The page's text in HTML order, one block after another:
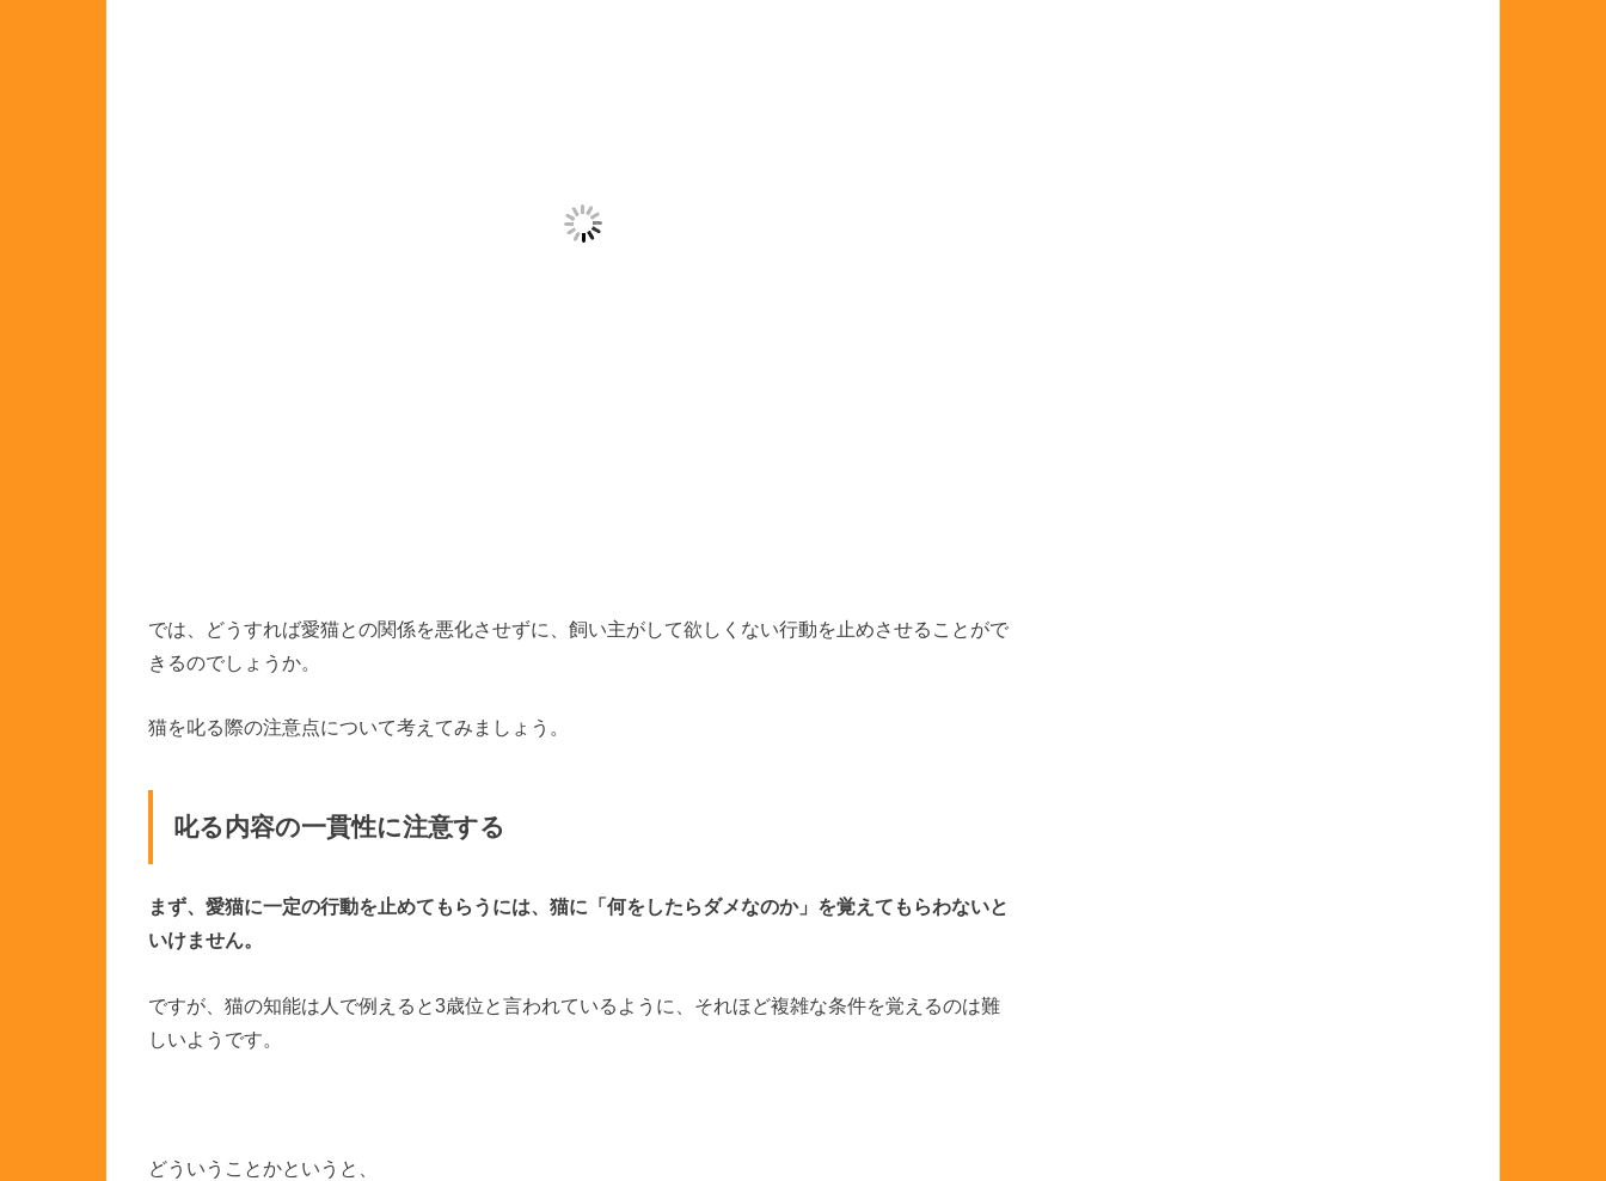
では、どうすれば愛猫との関係を悪化させずに、飼い主がして欲しくない行動を止めさせることがで
きるのでしょうか。
猫を叱る際の注意点について考えてみましょう。
叱る内容の一貫性に注意する
まず、愛猫に一定の行動を止めてもらうには、猫に「何をしたらダメなのか」を覚えてもらわないと
いけません。
ですが、猫の知能は人で例えると3歳位と言われているように、それほど複雑な条件を覚えるのは難
しいようです。
どういうことかというと、